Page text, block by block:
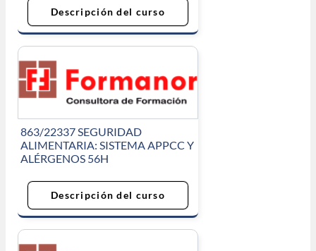
Descripción del curso
863/22337 SEGURIDAD
ALIMENTARIA: SISTEMA APPCC Y
ALÉRGENOS 56H
Descripción del curso